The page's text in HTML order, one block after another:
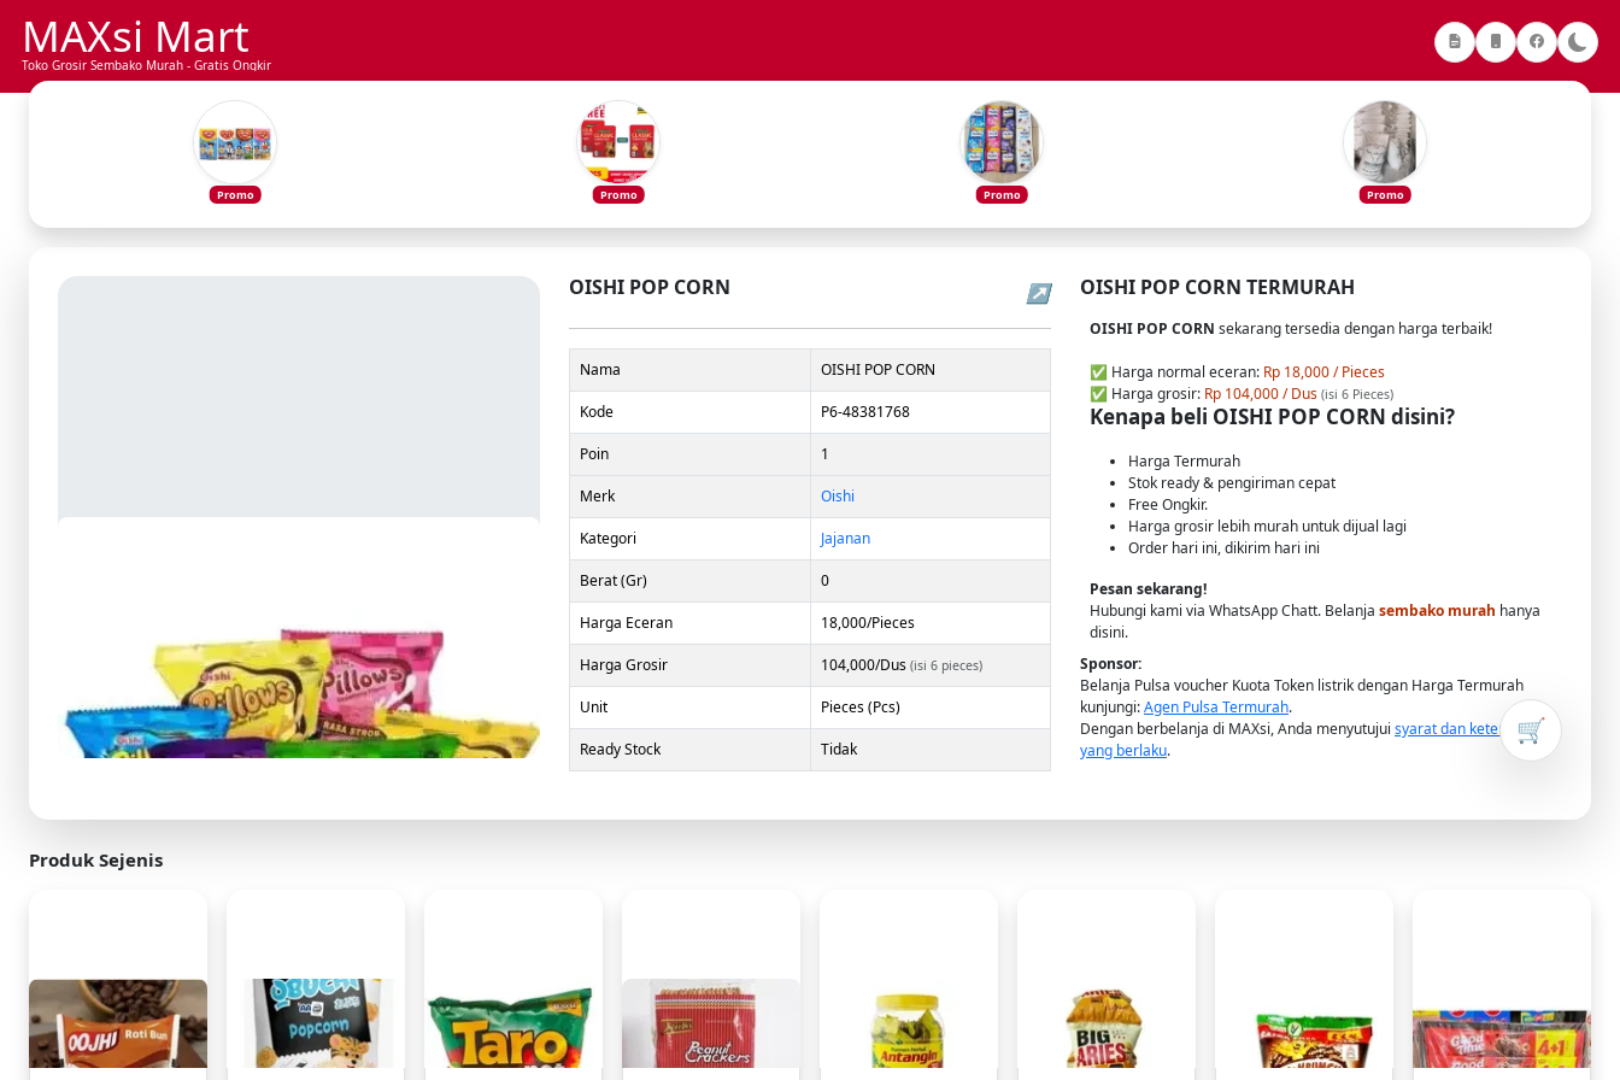
MAXsi Mart
Toko Grosir Sembako Murah - Gratis Ongkir
Promo Promo Promo Promo
OISHI POP CORN ↗
Nama OISHI POP CORN
Kode P6-48381768
Poin 1
Merk Oishi
Kategori Jajanan
Berat (Gr) 0
Harga Eceran 18,000/Pieces
Harga Grosir 104,000/Dus (isi 6 pieces)
Unit Pieces (Pcs)
Ready Stock Tidak
OISHI POP CORN TERMURAH
OISHI POP CORN sekarang tersedia dengan harga terbaik!
✅ Harga normal eceran: Rp 18,000 / Pieces
✅ Harga grosir: Rp 104,000 / Dus (isi 6 Pieces)
Kenapa beli OISHI POP CORN disini?
Harga Termurah
Stok ready & pengiriman cepat
Free Ongkir.
Harga grosir lebih murah untuk dijual lagi
Order hari ini, dikirim hari ini
Pesan sekarang!
Hubungi kami via WhatsApp Chatt. Belanja sembako murah hanya
disini.
🛒
Sponsor:
Belanja Pulsa voucher Kuota Token listrik dengan Harga Termurah
kunjungi:Agen Pulsa Termurah.
Dengan berbelanja di MAXsi, Anda menyutujui syarat dan ketentuan
yang berlaku.
Produk Sejenis